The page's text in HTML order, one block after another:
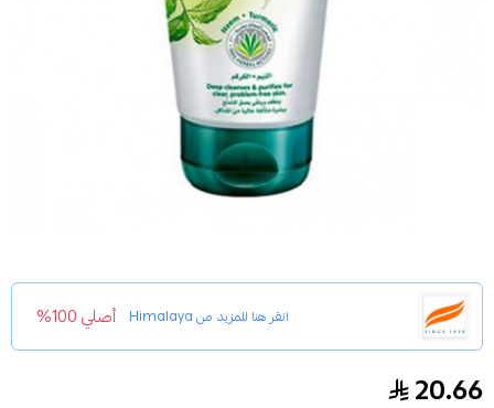
انقر هنا للمزيد منHimalaya أصلي 100%
قناع التنقية بعشبة الكركم النيم من هيمالايا 150ملليتر
20.66